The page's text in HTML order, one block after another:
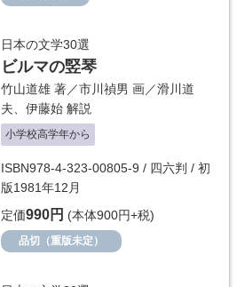
日本の文学30選
ビルマの竪琴
竹山道雄 著／市川禎男 画／滑川道
夫
伊藤始 解説
小学校高学年から
ISBN978-4-323-00805-9 / 四六判 / 初
版1981年12月
定価990円 (本体900円+税)
品切（重版未定）